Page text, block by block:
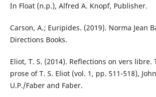
In Float (n.p.), Alfred A. Knopf, Publisher.
Carson, A.; Euripides. (2019). Norma Jean
Directions Books.
Eliot, T. S. (2014). Reflections on vers libre.
prose of T. S. Eliot (vol. 1, pp. 511-518),
U.P./Faber and Faber.